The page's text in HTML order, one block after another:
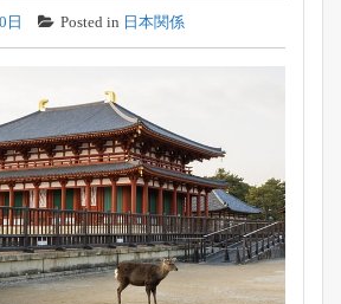
日 Posted in 日本関係